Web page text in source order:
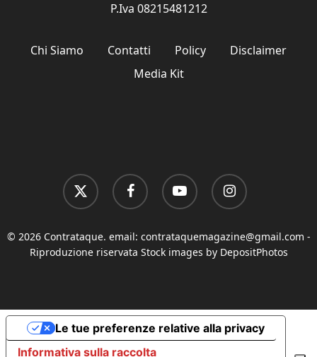
P.Iva 08215481212
Chi Siamo Contatti Policy
Disclaimer
Media Kit
x-
twitter
facebook youtube instagram
© 2026 Contrataque. email: contrataquemagazine@gmail.com -
Riproduzione riservata Stock images by DepositPhotos
Informativa sulla raccolta
Le tue preferenze relative alla privacy